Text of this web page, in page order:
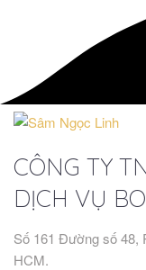
CÔNG TY
DỊCH VỤ
Số 161 Đường số 48,
HCM.